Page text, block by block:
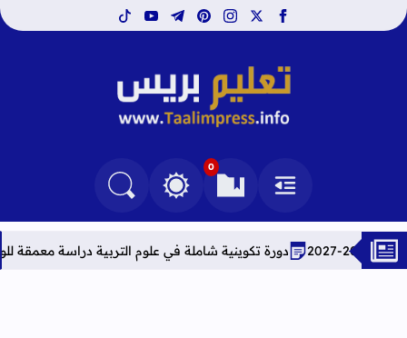
facebook
x
instagram
pinterest
telegram
youtube
tiktok
تعليم بريس TaalimPress
القائمة
0
العلامات المرجعيةالتغيير بين الوضع النهاري والداكن
البحث في المدونة
دورة تكوينية شاملة في علوم التربية دراسة معمقة للوضعيات المهنية